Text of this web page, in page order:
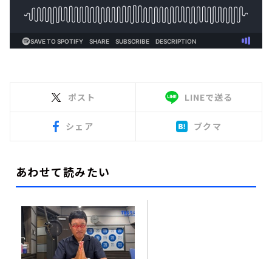
ポスト LINEで送る
シェア ブクマ
あわせて読みたい